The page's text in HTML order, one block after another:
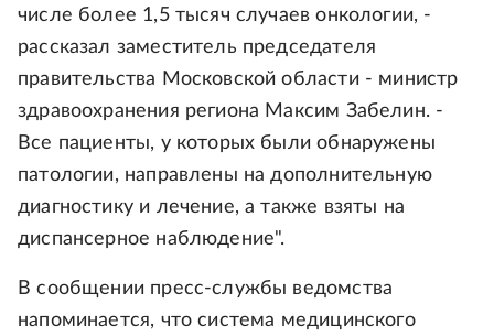
числе более 1,5 тысяч случаев онкологии, -
рассказал заместитель председателя
правительства Московской области - министр
здравоохранения региона Максим Забелин. -
Все пациенты, у которых были обнаружены
патологии, направлены на дополнительную
диагностику и лечение, а также взяты на
диспансерное наблюдение".
В сообщении пресс-службы ведомства
напоминается, что система медицинского